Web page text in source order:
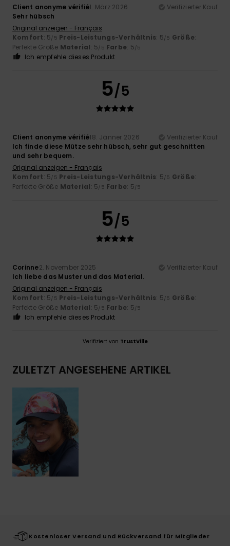
Client anonyme vérifié1. März 2026
Verifizierter Kauf
Sehr hübsch
Original anzeigen - Français
Komfort: 5/5 Preis-Leistungs-Verhältnis: 5/5 Größe:
Perfekte Größe Material: 5/5 Farbe: 5/5
Ich empfehle dieses Produkt
5/5
Client anonyme vérifié18. Jänner 2026
Verifizierter Kauf
Ich finde diese Mütze sehr hübsch, sehr gut geschnitten
und sehr bequem.
Original anzeigen - Français
Komfort: 5/5 Preis-Leistungs-Verhältnis: 5/5 Größe:
Perfekte Größe Material: 5/5 Farbe: 5/5
5/5
Corinne2. November 2025
Verifizierter Kauf
Ich liebe das Muster und das Material.
Original anzeigen - Français
Komfort: 5/5 Preis-Leistungs-Verhältnis: 5/5 Größe:
Perfekte Größe Material: 5/5 Farbe: 5/5
Ich empfehle dieses Produkt
Verifiziert von TrustVille
ZULETZT ANGESEHENE ARTIKEL
Kostenloser Versand und Rückversand für Mitglieder